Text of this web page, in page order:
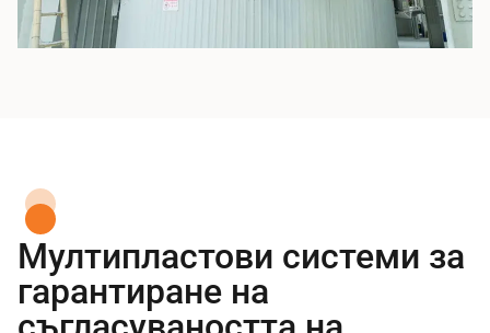
Мултипластови системи за
гарантиране на